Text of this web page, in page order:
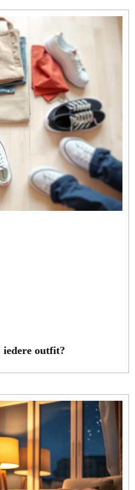
iedere outfit?